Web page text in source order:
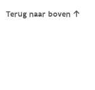
Terug naar boven